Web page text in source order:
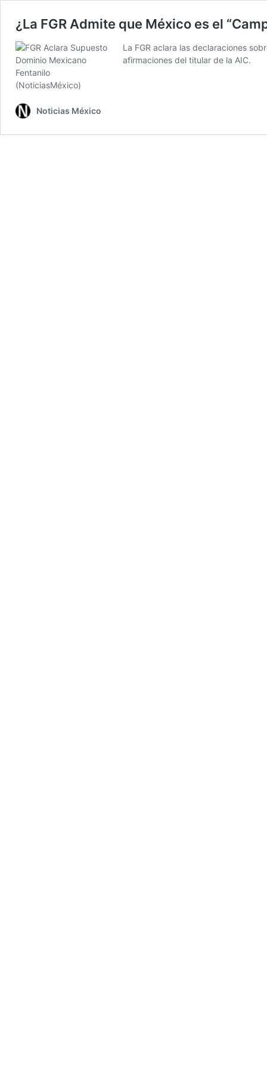
¿La FGR Admite que México es el
La FGR aclara las declaraciones
afirmaciones del titular de la AIC.
Noticias México